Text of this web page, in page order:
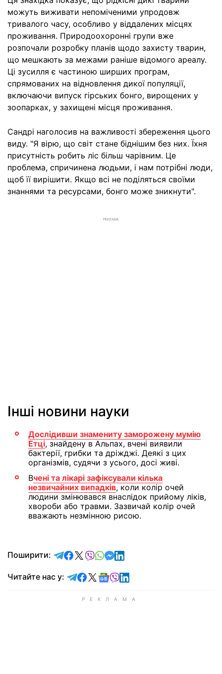
можуть виживати непоміченими упродовж
тривалого часу, особливо у віддалених місцях
проживання. Природоохоронні групи вже
розпочали розробку планів щодо захисту тварин,
що мешкають за межами раніше відомого ареалу.
Ці зусилля є частиною ширших програм,
спрямованих на відновлення дикої популяції,
включаючи випуск гірських бонго, вирощених у
зоопарках, у захищені місця проживання.
Сандрі наголосив на важливості збереження цього
виду. "Я вірю, що світ стане біднішим без них. Їхня
присутність робить ліс більш чарівним. Це
проблема, спричинена людьми, і нам потрібні люди,
щоб її вирішити. Якщо всі не поділяться своїми
знаннями та ресурсами, бонго може зникнути".
РЕКЛАМА
Інші новини науки
Дослідивши знамениту заморожену мумію
Етці, знайдену в Альпах, вчені виявили
бактерії, грибки та дріжджі. Деякі з цих
організмів, судячи з усього, досі живі.
Вчені та лікарі зафіксували кілька
незвичайних випадків, коли колір очей
людини змінювався внаслідок прийому ліків,
хвороби або травми. Зазвичай колір очей
вважають незмінною рисою.
Поширити: відправити у Telegram
поділитись у Facebook
поділитись у X
відправити у Viber
відправити у Whatsapp
відправити у Messenger
відправити у LinkedIn
Читайте нас у: Читайте у Telegram
Читайте у Facebook
Читайте у X
Читайте у Google news
Читайте у Viber
Читайте у LinkedIn